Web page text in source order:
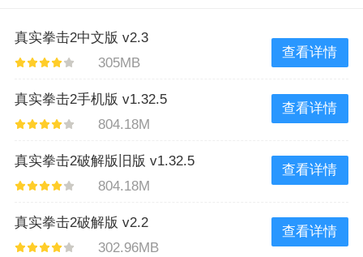
真实拳击2中文版 v2.3
305MB
查看详情
真实拳击2手机版 v1.32.5
804.18M
查看详情
真实拳击2破解版旧版 v1.32.5
804.18M
查看详情
真实拳击2破解版 v2.2
302.96MB
查看详情